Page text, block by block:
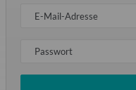
E-Mail-Adresse
Passwort